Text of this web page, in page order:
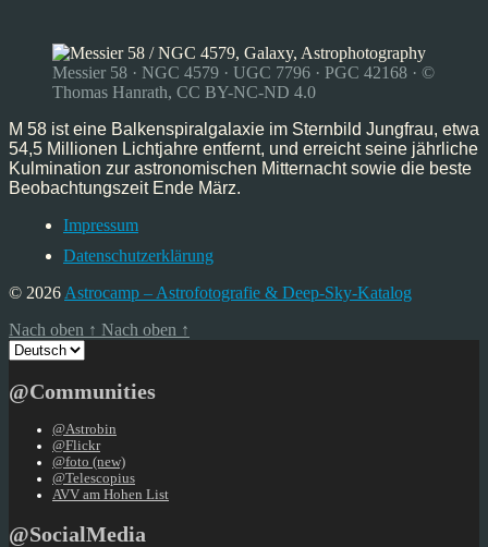
Messier 58 · NGC 4579 · UGC 7796 · PGC 42168 · ©
Thomas Hanrath, CC BY-NC-ND 4.0
M 58 ist eine Balkenspiralgalaxie im Sternbild Jungfrau, etwa
54,5 Millionen Lichtjahre entfernt, und erreicht seine jährliche
Kulmination zur astronomischen Mitternacht sowie die beste
Beobachtungszeit Ende März.
Impressum
Datenschutzerklärung
© 2026 Astrocamp – Astrofotografie & Deep-Sky-Katalog
Nach oben ↑ Nach oben ↑
Sprache
auswählen
@Communities
@Astrobin
@Flickr
@foto (new)
@Telescopius
AVV am Hohen List
@SocialMedia